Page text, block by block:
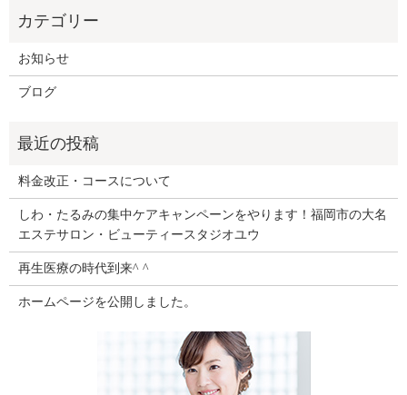
お知らせ
ブログ
料金改正・コースについて
しわ・たるみの集中ケアキャンペーンをやります！福岡市の大名
エステサロン・ビューティースタジオユウ
再生医療の時代到来^ ^
ホームページを公開しました。